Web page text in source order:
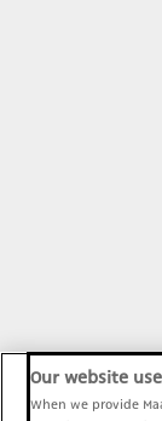
Our website
When we provide